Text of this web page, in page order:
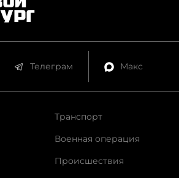
Телеграм Макс
Транспорт
Военная операция
Происшествия